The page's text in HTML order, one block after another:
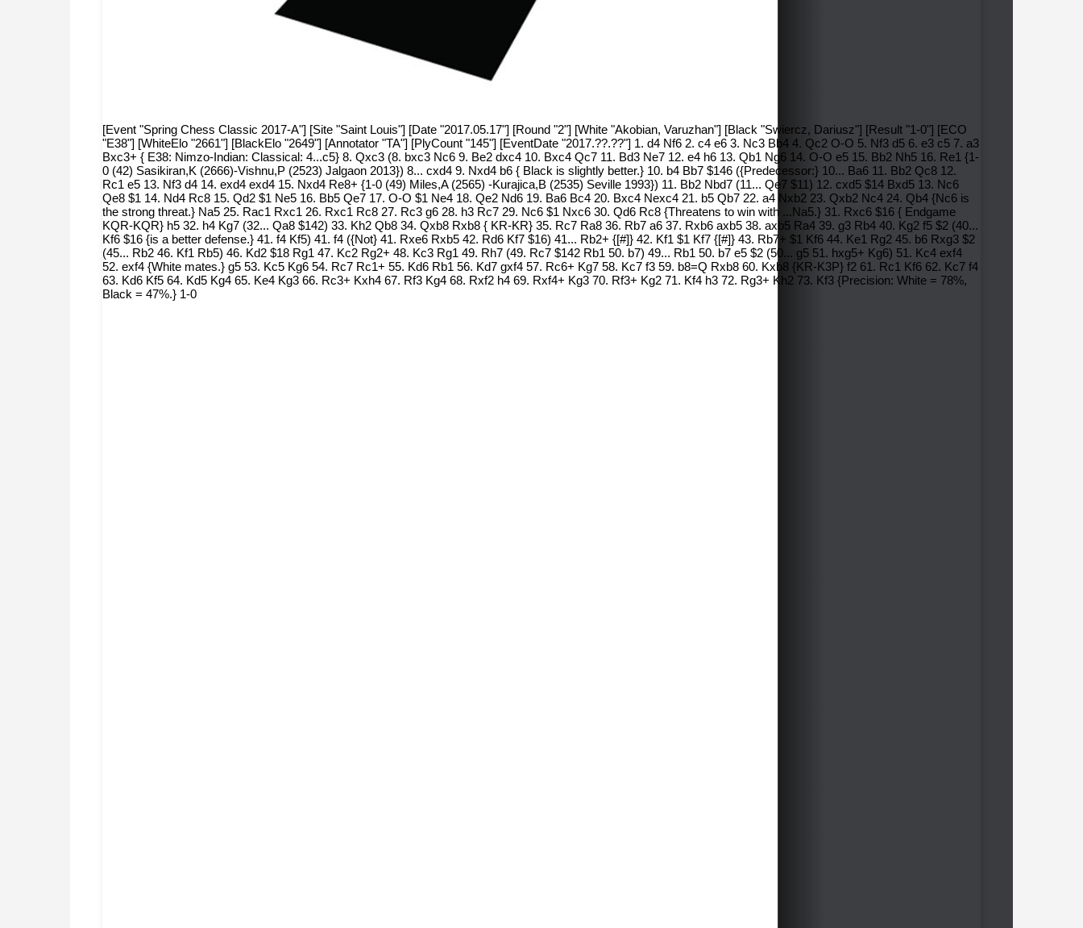
[Event "Spring Chess Classic 2017-A"] [Site "Saint Louis"] [Date "2017.05.17"] [Round "2"] [White "Akobian, Varuzhan"] [Black "Swiercz, Dariusz"] [Result "1-0"] [ECO
"E38"] [WhiteElo "2661"] [BlackElo "2649"] [Annotator "TA"] [PlyCount "145"] [EventDate "2017.??.??"] 1. d4 Nf6 2. c4 e6 3. Nc3 Bb4 4. Qc2 O-O 5. Nf3 d5 6. e3 c5 7. a3
Bxc3+ { E38: Nimzo-Indian: Classical: 4...c5} 8. Qxc3 (8. bxc3 Nc6 9. Be2 dxc4 10. Bxc4 Qc7 11. Bd3 Ne7 12. e4 h6 13. Qb1 Ng6 14. O-O e5 15. Bb2 Nh5 16. Re1 {1-
0 (42) Sasikiran,K (2666)-Vishnu,P (2523) Jalgaon 2013}) 8... cxd4 9. Nxd4 b6 { Black is slightly better.} 10. b4 Bb7 $146 ({Predecessor:} 10... Ba6 11. Bb2 Qc8 12.
Rc1 e5 13. Nf3 d4 14. exd4 exd4 15. Nxd4 Re8+ {1-0 (49) Miles,A (2565) -Kurajica,B (2535) Seville 1993}) 11. Bb2 Nbd7 (11... Qe7 $11) 12. cxd5 $14 Bxd5 13. Nc6
Qe8 $1 14. Nd4 Rc8 15. Qd2 $1 Ne5 16. Bb5 Qe7 17. O-O $1 Ne4 18. Qe2 Nd6 19. Ba6 Bc4 20. Bxc4 Nexc4 21. b5 Qb7 22. a4 Nxb2 23. Qxb2 Nc4 24. Qb4 {Nc6 is
the strong threat.} Na5 25. Rac1 Rxc1 26. Rxc1 Rc8 27. Rc3 g6 28. h3 Rc7 29. Nc6 $1 Nxc6 30. Qd6 Rc8 {Threatens to win with ...Na5.} 31. Rxc6 $16 { Endgame
KQR-KQR} h5 32. h4 Kg7 (32... Qa8 $142) 33. Kh2 Qb8 34. Qxb8 Rxb8 { KR-KR} 35. Rc7 Ra8 36. Rb7 a6 37. Rxb6 axb5 38. axb5 Ra4 39. g3 Rb4 40. Kg2 f5 $2 (40...
Kf6 $16 {is a better defense.} 41. f4 Kf5) 41. f4 ({Not} 41. Rxe6 Rxb5 42. Rd6 Kf7 $16) 41... Rb2+ {[#]} 42. Kf1 $1 Kf7 {[#]} 43. Rb7+ $1 Kf6 44. Ke1 Rg2 45. b6 Rxg3 $2
(45... Rb2 46. Kf1 Rb5) 46. Kd2 $18 Rg1 47. Kc2 Rg2+ 48. Kc3 Rg1 49. Rh7 (49. Rc7 $142 Rb1 50. b7) 49... Rb1 50. b7 e5 $2 (50... g5 51. hxg5+ Kg6) 51. Kc4 exf4
52. exf4 {White mates.} g5 53. Kc5 Kg6 54. Rc7 Rc1+ 55. Kd6 Rb1 56. Kd7 gxf4 57. Rc6+ Kg7 58. Kc7 f3 59. b8=Q Rxb8 60. Kxb8 {KR-K3P} f2 61. Rc1 Kf6 62. Kc7 f4
63. Kd6 Kf5 64. Kd5 Kg4 65. Ke4 Kg3 66. Rc3+ Kxh4 67. Rf3 Kg4 68. Rxf2 h4 69. Rxf4+ Kg3 70. Rf3+ Kg2 71. Kf4 h3 72. Rg3+ Kh2 73. Kf3 {Precision: White = 78%,
Black = 47%.} 1-0